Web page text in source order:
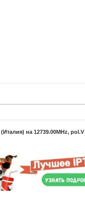
(Италия) на 12739.00MHz,